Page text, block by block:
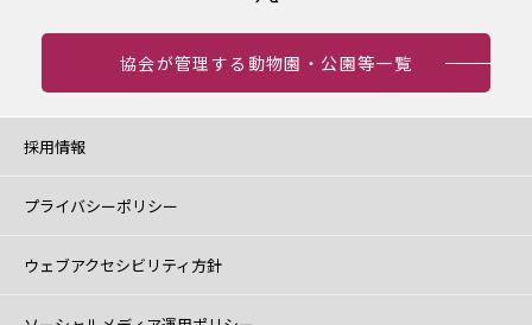
協会が管理する動物園・公園等一覧
採用情報
プライバシーポリシー
ウェブアクセシビリティ方針